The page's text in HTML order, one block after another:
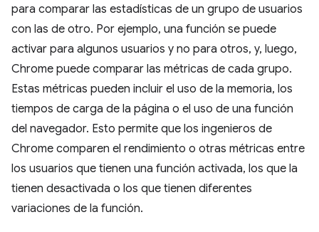
para comparar las estadísticas de un grupo de usuarios
con las de otro. Por ejemplo, una función se puede
activar para algunos usuarios y no para otros, y, luego,
Chrome puede comparar las métricas de cada grupo.
Estas métricas pueden incluir el uso de la memoria, los
tiempos de carga de la página o el uso de una función
del navegador. Esto permite que los ingenieros de
Chrome comparen el rendimiento o otras métricas entre
los usuarios que tienen una función activada, los que la
tienen desactivada o los que tienen diferentes
variaciones de la función.